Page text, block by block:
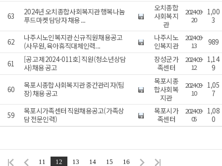
63
2024년 오치종합사회복지관 행복나눔
푸드마켓 담당자 채용 ...
오치종합
사회복지
관
2024-09-
20
1,00
3
62
나주시노인복지관 신규직원 채용공고
(사무원, 육아휴직대체인력...
나주시노
인복지관
2024-09-
13
989
61
[공고 제2024-011호] 직원(청소년상담
사)채용 공고
장성군가
족센터
2024-09-
12
1,14
9
60
목포시종합사회복지관 중간관리자(팀
장) 채용 공고
목포시종
합사회복
지관
2024-09-
10
1,05
7
59
목포시가족센터 직원채용공고(가족상
담 전문인력)
목포시가
족센터
2024-09-
05
1,08
0
11 12 13 14 15 16